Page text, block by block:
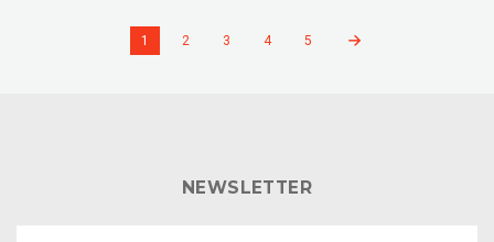
1 2 3 4 5
NEWSLETTER